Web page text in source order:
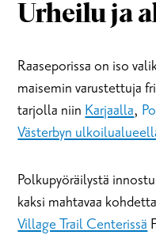
Urheilu ja
Raaseporissa on iso
maisemin varustettuja
tarjolla niin Karjaalla,
Västerbyn
Polkupyöräilystä
kaksi mahtavaa
Village Trail Centerissä